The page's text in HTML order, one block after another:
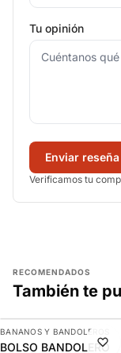
Tu opinión
Enviar reseña
Verificamos tu
RECOMENDADOS
También te
-12%
AGREGAR
BANANOS Y BANDOLEROS
BOLSO BANDOLERO